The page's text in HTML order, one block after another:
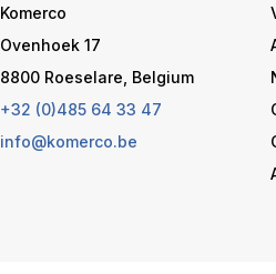
Komerco
Ovenhoek 17
8800 Roeselare, Belgium
+32 (0)485 64 33 47
info@komerco.be